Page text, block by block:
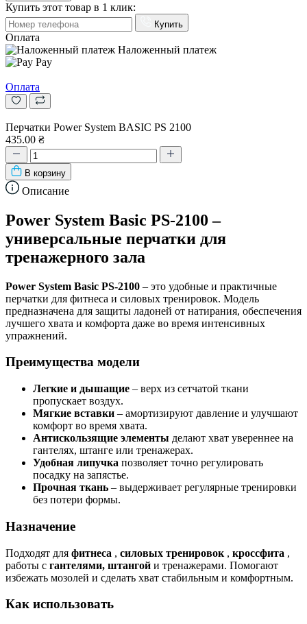
Купить этот товар в 1 клик:
Купить
Оплата
Наложенный платеж
Pay
Оплата
Перчатки Power System BASIC PS 2100
435.00 ₴
В корзину
Описание
Power System Basic PS-2100 –
универсальные перчатки для
тренажерного зала
Power System Basic PS-2100 – это удобные и практичные
перчатки для фитнеса и силовых тренировок. Модель
предназначена для защиты ладоней от натирания, обеспечения
лучшего хвата и комфорта даже во время интенсивных
упражнений.
Преимущества модели
Легкие и дышащие – верх из сетчатой ткани
пропускает воздух.
Мягкие вставки – амортизируют давление и улучшают
комфорт во время хвата.
Антискользящие элементы делают хват увереннее на
гантелях, штанге или тренажерах.
Удобная липучка позволяет точно регулировать
посадку на запястье.
Прочная ткань – выдерживает регулярные тренировки
без потери формы.
Назначение
Подходят для фитнеса , силовых тренировок , кроссфита ,
работы с гантелями, штангой и тренажерами. Помогают
избежать мозолей и сделать хват стабильным и комфортным.
Как использовать